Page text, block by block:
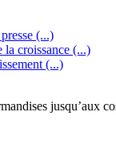
(...)
la croissance (...)
(...)
jusqu’aux